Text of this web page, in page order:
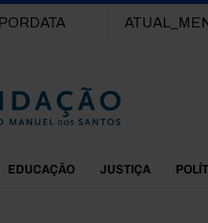
PORDATA
EDUCAÇÃO JUSTIÇA